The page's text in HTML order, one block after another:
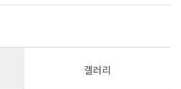
갤러리